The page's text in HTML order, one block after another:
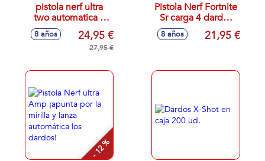
pistola nerf ultra
two automatica y
capacidad para 6
dardos distancia
hasta 36m
8 años 24,95 €
27,95 €
Pistola Nerf Fortnite
Sr carga 4 dardos
en su tambor
8 años 21,95 €
- 12 %